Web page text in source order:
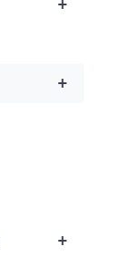
+
+
+